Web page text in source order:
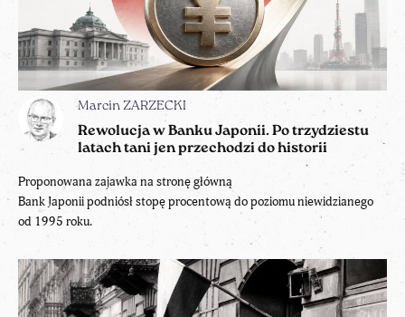
Marcin ZARZECKI
Rewolucja w Banku Japonii. Po trzydziestu
latach tani jen przechodzi do historii
Proponowana zajawka na stronę główną
Bank Japonii podniósł stopę procentową do poziomu niewidzianego
od 1995 roku.